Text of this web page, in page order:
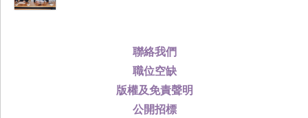
聯絡我們
職位空缺
版權及免責聲明
公開招標